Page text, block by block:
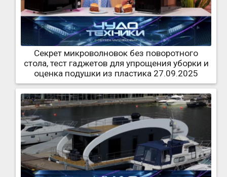
Секрет микроволновок без поворотного
стола, тест гаджетов для упрощения уборки и
оценка подушки из пластика 27.09.2025